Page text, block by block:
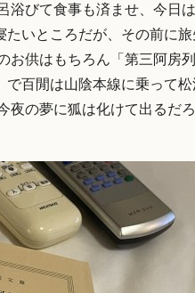
浴びて食事も済ませ、今日
たいところだが、その前に旅
お供はもちろん「第三阿房列
で百閒は山陰本線に乗って松
夜の夢に狐は化けて出るだ